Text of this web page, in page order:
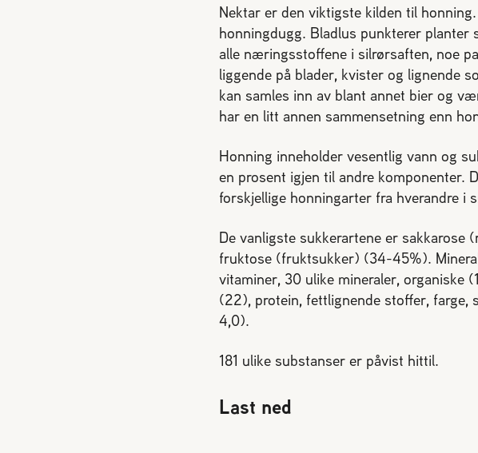
Nektar er den viktigste kilden til
honningdugg. Bladlus punkterer
alle næringsstoffene i silrørsaften, noe
liggende på blader, kvister og lignende
kan samles inn av blant annet bier og
har en litt annen sammensetning enn
Honning inneholder vesentlig vann og
en prosent igjen til andre komponenter.
forskjellige honningarter fra hverandre i
De vanligste sukkerartene er
fruktose (fruktsukker) (34-45%).
vitaminer, 30 ulike mineraler, organiske
(22), protein, fettlignende stoffer, farge,
4,0).
181 ulike substanser er påvist hittil.
Last ned